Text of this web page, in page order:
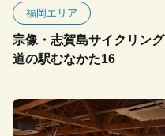
福岡エリア
宗像・志賀島サイクリング
道の駅むなかた16